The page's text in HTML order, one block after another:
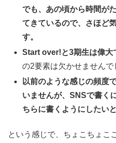
でも、あの頃から時間が
てきているので、さほど
す。
Start over!と3期生は偉大
の2要素は欠かせませんで
以前のような感じの頻度
いませんが、SNSで書く
ちらに書くようにしたい
という感じで、ちょこちょこ